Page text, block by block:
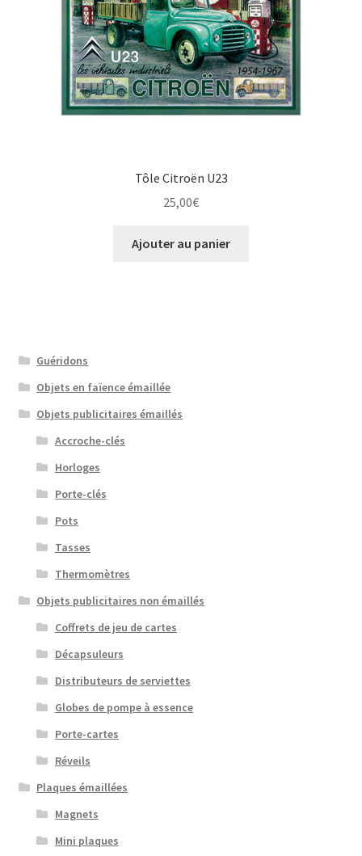
Tôle Citroën U23
25,00€
Ajouter au panier
Guéridons
Objets en faïence émaillée
Objets publicitaires émaillés
Accroche-clés
Horloges
Porte-clés
Pots
Tasses
Thermomètres
Objets publicitaires non émaillés
Coffrets de jeu de cartes
Décapsuleurs
Distributeurs de serviettes
Globes de pompe à essence
Porte-cartes
Réveils
Plaques émaillées
Magnets
Mini plaques